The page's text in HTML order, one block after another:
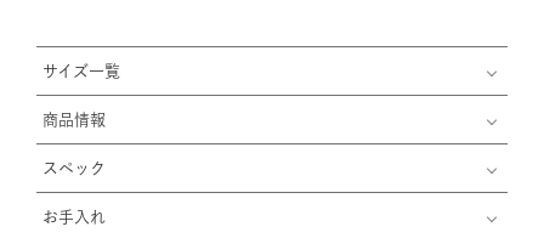
サイズ一覧
商品情報
スペック
お手入れ